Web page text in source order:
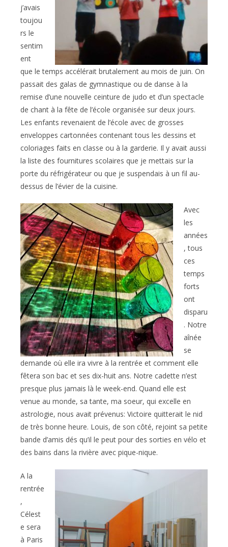
j’avais
toujou
rs le
sentim
ent
que le temps accélérait brutalement au mois de juin. On
passait des galas de gymnastique ou de danse à la
remise d’une nouvelle ceinture de judo et d’un spectacle
de chant à la fête de l’école organisée sur deux jours.
Les enfants revenaient de l’école avec de grosses
enveloppes cartonnées contenant tous les dessins et
coloriages faits en classe ou à la garderie. Il y avait aussi
la liste des fournitures scolaires que je mettais sur la
porte du réfrigérateur ou que je suspendais à un fil au-
dessus de l’évier de la cuisine.
Avec
les
années
, tous
ces
temps
forts
ont
disparu
. Notre
aînée
se
demande où elle ira vivre à la rentrée et comment elle
fêtera son bac et ses dix-huit ans. Notre cadette n’est
presque plus jamais là le week-end. Quand elle est
venue au monde, sa tante, ma soeur, qui excelle en
astrologie, nous avait prévenus: Victoire quitterait le nid
de très bonne heure. Louis, de son côté, rejoint sa petite
bande d’amis dés qu’il le peut pour des sorties en vélo et
des bains dans la rivière avec pique-nique.
A la
rentrée
,
Célest
e sera
à Paris